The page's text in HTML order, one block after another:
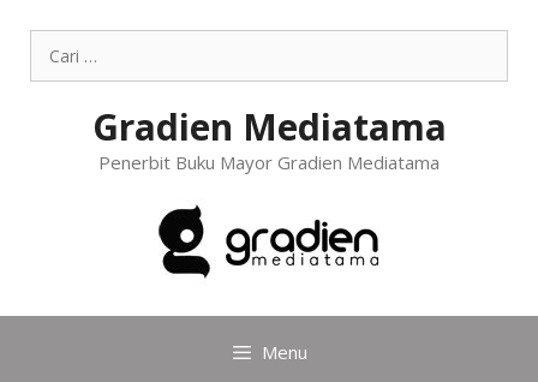
Gradien Mediatama
Penerbit Buku Mayor Gradien Mediatama
Menu